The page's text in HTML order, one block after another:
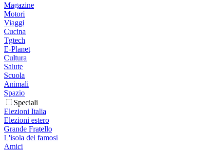
Magazine
Motori
Viaggi
Cucina
Tgtech
E-Planet
Cultura
Salute
Scuola
Animali
Spazio
Speciali
Elezioni Italia
Elezioni estero
Grande Fratello
L'isola dei famosi
Amici